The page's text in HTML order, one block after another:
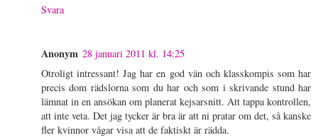
Svara
Anonym 28 januari 2011 kl. 14:25
Otroligt intressant! Jag har en god vän och klasskompis som har
precis dom rädslorna som du har och som i skrivande stund har
lämnat in en ansökan om planerat kejsarsnitt. Att tappa kontrollen,
att inte veta. Det jag tycker är bra är att ni pratar om det, så kanske
fler kvinnor vågar visa att de faktiskt är rädda.